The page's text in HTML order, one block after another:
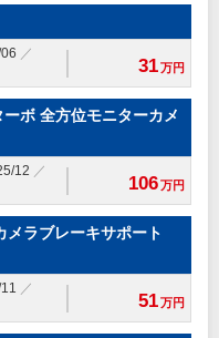
31万円
ボ 全方位モニターカメ
12
106万円
メラブレーキサポート
51万円